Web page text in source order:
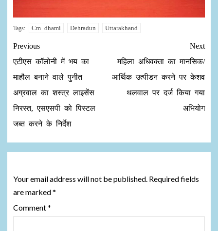
Tags: Cm dhami Dehradun Uttarakhand
Previous
एटीएस कॉलोनी में भय का
माहौल बनाने वाले पुनीत
अग्रवाल का शस्त्र लाइसेंस
निरस्त, एसएसपी को पिस्टल
जब्त करने के निर्देश
Next
महिला अधिवक्ता का मानसिक/
आर्थिक उत्पीडन करने पर केशव
थलवाल पर दर्ज किया गया
अभियोग
Your email address will not be published. Required fields
are marked*
Comment*